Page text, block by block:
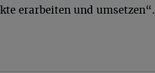
erarbeiten und umsetzen“.